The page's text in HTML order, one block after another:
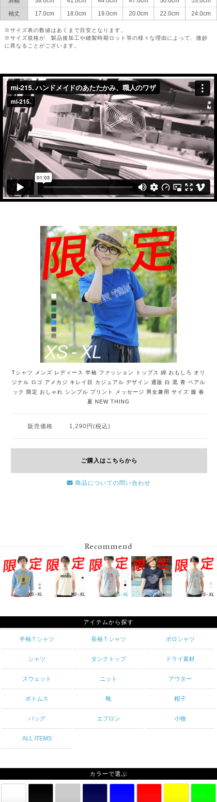
袖丈
17.0cm 18.0cm 19.0cm 20.0cm 22.0cm 24.0cm
※サイズ表の数値はあくまで目安となります。
※サイズ規格が、製品後加工や縫製時期ロット等の様々な理由によって、微妙
に異なることがございます。
Tシャツ メンズ レディース 半袖 ファッション トップス 綿 おもしろ オリ
ジナル ロゴ アメカジ キレイ目 カジュアル デザイン 通販 白 黒 青 ペアル
ック 限定 おしゃれ シンプル プリント メッセージ 男女兼用 サイズ 服 春
夏 NEW THING
販売価格 1,290円(税込)
ご購入はこちらから
商品についての問い合わせ
Recommend
アイテムから探す
半袖Ｔシャツ 長袖Ｔシャツ ポロシャツ
シャツ タンクトップ ドライ素材
スウェット ニット アウター
ボトムス 靴 帽子
バッグ エプロン 小物
ALL ITEMS
カラーで選ぶ